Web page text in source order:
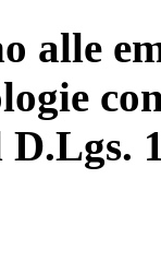
alle